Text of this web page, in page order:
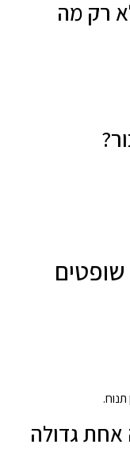
רק מה
תנוח.
אחת גדולה